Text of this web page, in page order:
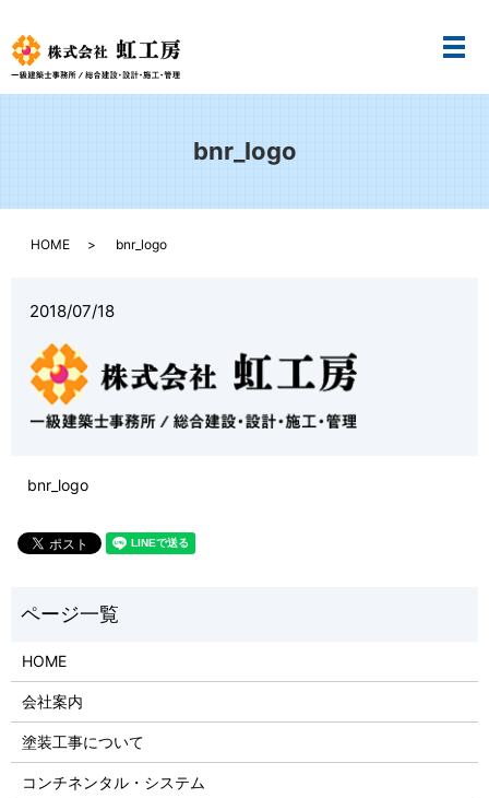
メ
bnr_logo
HOME bnr_logo
2018/07/18
bnr_logo
HOME
会社案内
塗装工事について
コンチネンタル・システム